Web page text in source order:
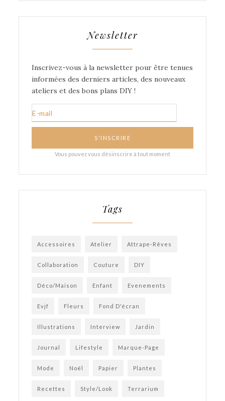
Newsletter
Tags
Accessoires Atelier Attrape-Rêves
Collaboration Couture DIY
Déco/Maison Enfant Evenements
Evjf Fleurs Fond D'écran
Illustrations Interview Jardin
Journal Lifestyle Marque-Page
Mode Noël Papier Plantes
Recettes Style/Look Terrarium